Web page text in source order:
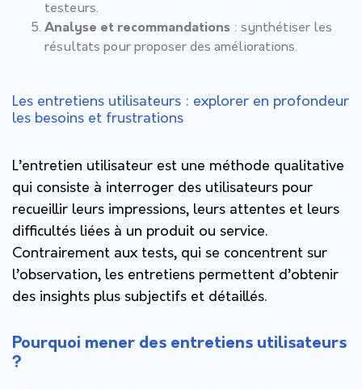
testeurs.
Analyse et recommandations : synthétiser les
résultats pour proposer des améliorations.
Les entretiens utilisateurs : explorer en profondeur
les besoins et frustrations
L’entretien utilisateur est une méthode qualitative
qui consiste à interroger des utilisateurs pour
recueillir leurs impressions, leurs attentes et leurs
difficultés liées à un produit ou service.
Contrairement aux tests, qui se concentrent sur
l’observation, les entretiens permettent d’obtenir
des insights plus subjectifs et détaillés.
Pourquoi mener des entretiens utilisateurs
?